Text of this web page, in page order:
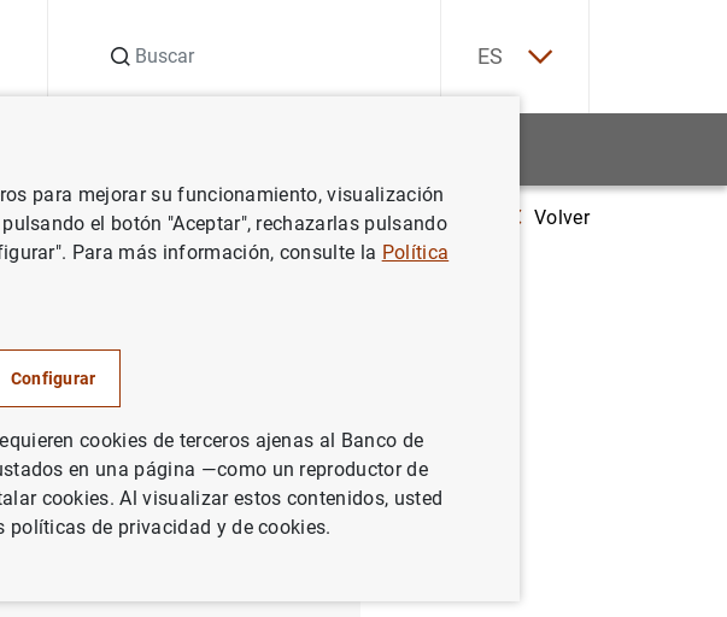
ES
Central Europeo El Premio Internacional Carlomagno de Aquisgrán se concederá al
Volver
para mejorar su funcionamiento, visualización
el botón "Aceptar", rechazarlas pulsando
Para más información, consulte la Política
Configurar
cookies de terceros ajenas al Banco de
en una página —como un reproductor de
cookies. Al visualizar estos contenidos, usted
políticas de privacidad y de cookies.